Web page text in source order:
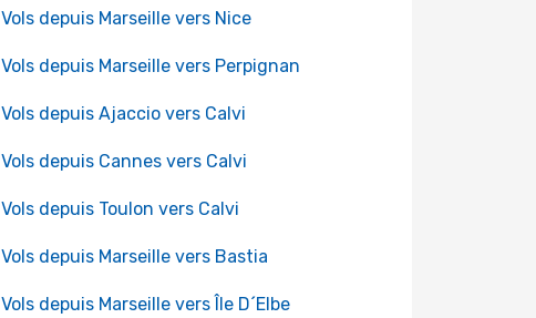
Vols depuis Marseille vers Nice
Vols depuis Marseille vers Perpignan
Vols depuis Ajaccio vers Calvi
Vols depuis Cannes vers Calvi
Vols depuis Toulon vers Calvi
Vols depuis Marseille vers Bastia
Vols depuis Marseille vers Île D´Elbe